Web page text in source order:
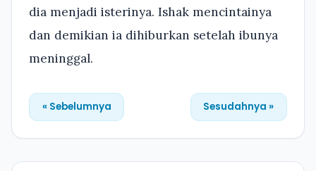
dia menjadi isterinya. Ishak mencintainya
dan demikian ia dihiburkan setelah ibunya
meninggal.
« Sebelumnya Sesudahnya »